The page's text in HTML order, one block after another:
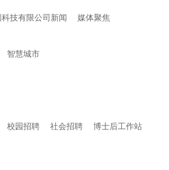
技有限公司新闻 媒体聚焦
智慧城市
校园招聘 社会招聘
博士后工作站